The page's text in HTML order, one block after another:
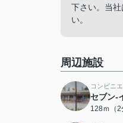
下さい。当
い。
周辺施設
コンビニ
セブン-
128ｍ（2